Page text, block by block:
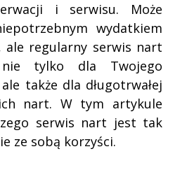
i serwisu. Może
wydatkiem
ale regularny serwis nart
tylko dla Twojego
także dla długotrwałej
nart. W tym artykule
serwis nart jest tak
ze sobą korzyści.